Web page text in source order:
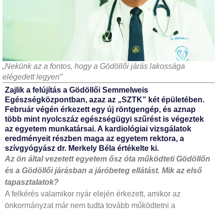
„Nekünk az a fontos, hogy a Gödöllői járás lakossága
elégedett legyen”
Zajlik a felújítás a Gödöllői Semmelweis
Egészségközpontban, azaz az „SZTK” két épületében.
Február végén érkezett egy új röntgengép, és aznap
több mint nyolcszáz egészségügyi szűrést is végeztek
az egyetem munkatársai. A kardiológiai vizsgálatok
eredményeit részben maga az egyetem rektora, a
szívgyógyász dr. Merkely Béla értékelte ki.
Az ön által vezetett egyetem ősz óta működteti Gödöllőn
és a Gödöllői járásban a járóbeteg ellátást. Mik az első
tapasztalatok?
A felkérés valamikor nyár elején érkezett, amikor az
önkormányzat már nem tudta tovább működtetni a